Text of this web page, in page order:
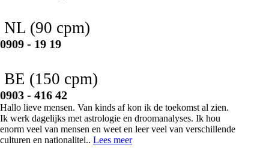
NL (90 cpm)
0909 - 19 19
BE (150 cpm)
0903 - 416 42
Hallo lieve mensen. Van kinds af kon ik de toekomst al zien.
Ik werk dagelijks met astrologie en droomanalyses. Ik hou
enorm veel van mensen en weet en leer veel van verschillende
culturen en nationalitei.. Lees meer